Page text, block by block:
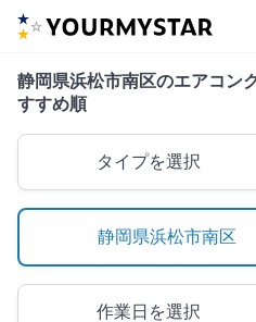
静岡県浜松市南区のエアコン
すすめ順
タイプを選択
静岡県浜松市南区
作業日を選択